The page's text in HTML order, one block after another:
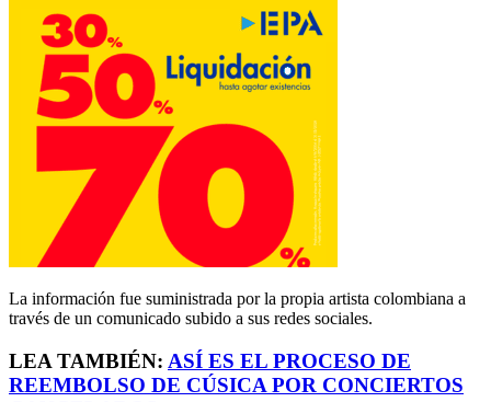
La información fue suministrada por la propia artista colombiana a
través de un comunicado subido a sus redes sociales.
LEA TAMBIÉN: ASÍ ES EL PROCESO DE
REEMBOLSO DE CÚSICA POR CONCIERTOS